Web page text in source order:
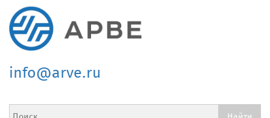
info@arve.ru